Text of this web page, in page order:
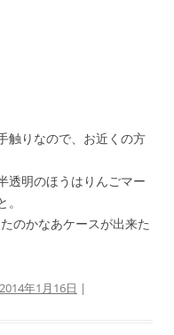
触りなので、お近くの方
透明のほうはりんごマー
のかなあケースが出来た
2014年1月16日 |